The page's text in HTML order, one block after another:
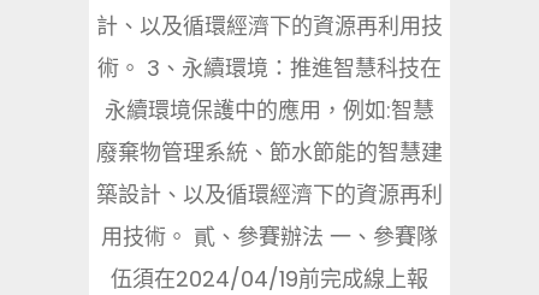
計、以及循環經濟下的資源再利用技
術。 3、永續環境：推進智慧科技在
永續環境保護中的應用，例如:智慧
廢棄物管理系統、節水節能的智慧建
築設計、以及循環經濟下的資源再利
用技術。 貳、參賽辦法 一、參賽隊
伍須在2024/04/19前完成線上報